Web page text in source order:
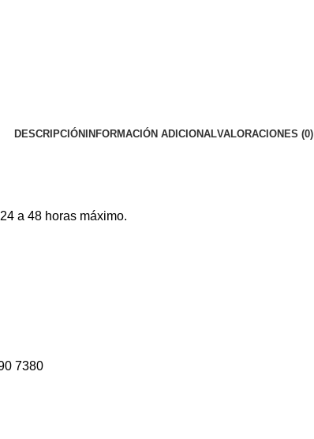
DESCRIPCIÓN INFORMACIÓN ADICIONALVALORACIONES (0)
a 48 horas máximo.
7380